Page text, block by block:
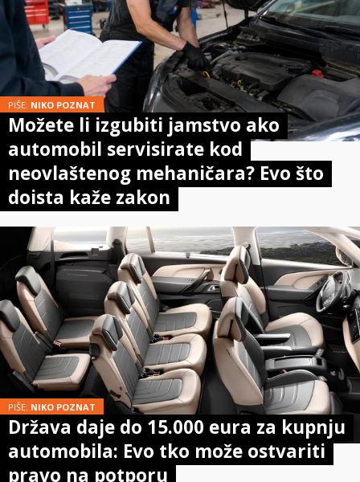
PIŠE: NIKO POZNAT
Možete li izgubiti jamstvo ako
automobil servisirate kod
neovlaštenog mehaničara? Evo što
doista kaže zakon
PIŠE: NIKO POZNAT
Država daje do 15.000 eura za kupnju
automobila: Evo tko može ostvariti
pravo na potporu